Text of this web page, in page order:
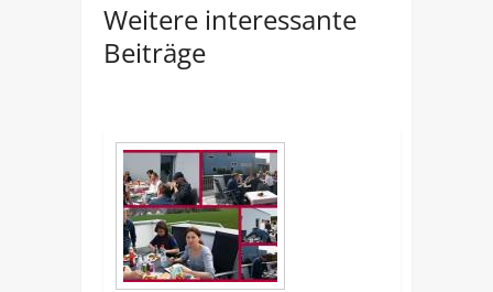
Weitere interessante
Beiträge